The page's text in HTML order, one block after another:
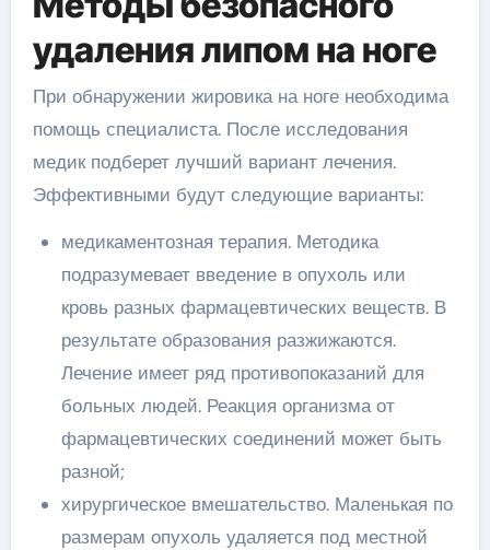
удаления липом на ноге
При обнаружении жировика на ноге необходима
помощь специалиста. После исследования
медик подберет лучший вариант лечения.
Эффективными будут следующие варианты:
медикаментозная терапия. Методика
подразумевает введение в опухоль или
кровь разных фармацевтических веществ. В
результате образования разжижаются.
Лечение имеет ряд противопоказаний для
больных людей. Реакция организма от
фармацевтических соединений может быть
разной;
хирургическое вмешательство. Маленькая по
размерам опухоль удаляется под местной